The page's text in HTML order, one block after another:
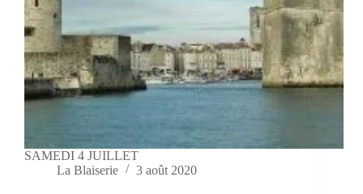
SAMEDI 4 JUILLET
La Blaiserie
3 août 2020